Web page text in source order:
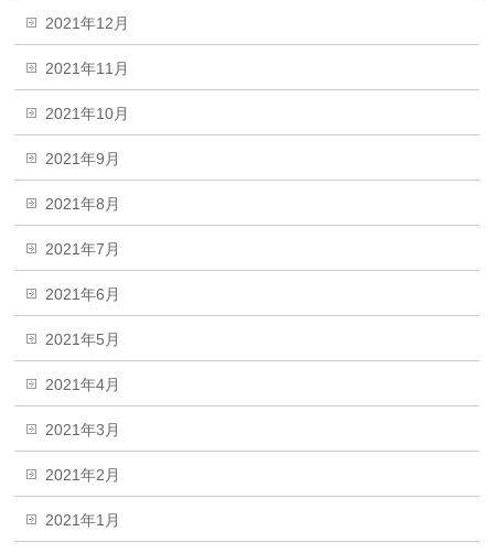
2021年12月
2021年11月
2021年10月
2021年9月
2021年8月
2021年7月
2021年6月
2021年5月
2021年4月
2021年3月
2021年2月
2021年1月